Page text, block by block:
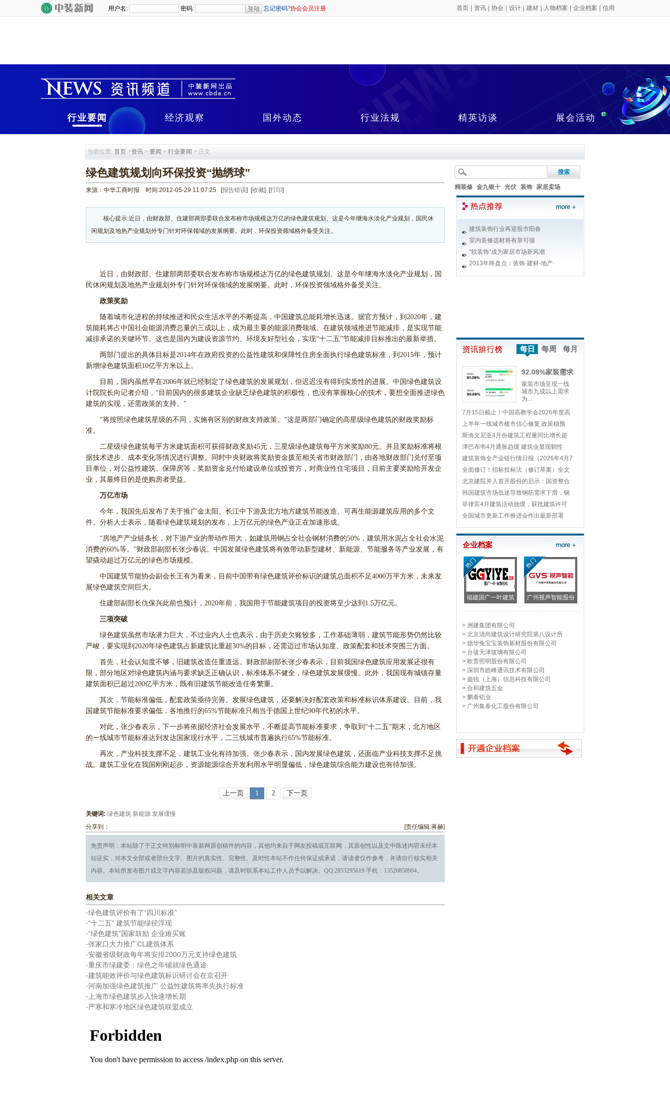
首页 资讯 协会 设计 建材 人物档案 企业档案 信用
行业要闻 经济观察 国外动态 行业法规 精英访谈 展会活动
当前位置: 首页 >资讯 > 要闻 > 行业要闻 > 正文
绿色建筑规划向环保投资“抛绣球”
来源：中华工商时报 时间:2012-05-29 11:07:25 [报告错误] [收藏] [打印]
核心提示:近日，由财政部、住建部两部委联合发布称市场规模达万亿的绿色建筑规划。这是今年继海水淡化产业规划，国民休
闲规划及地热产业规划外专门针对环保领域的发展纲要。此时，环保投资领域格外备受关注。
近日，由财政部、住建部两部委联合发布称市场规模达万亿的绿色建筑规划。这是今年继海水淡化产业规划，国
民休闲规划及地热产业规划外专门针对环保领域的发展纲要。此时，环保投资领域格外备受关注。
政策奖励
随着城市化进程的持续推进和民众生活水平的不断提高，中国建筑总能耗增长迅速。据官方预计，到2020年，建
筑能耗将占中国社会能源消费总量的三成以上，成为最主要的能源消费领域。在建筑领域推进节能减排，是实现节能
减排承诺的关键环节。这也是国内为建设资源节约、环境友好型社会，实现“十二五”节能减排目标推出的最新举措。
两部门提出的具体目标是2014年在政府投资的公益性建筑和保障性住房全面执行绿色建筑标准，到2015年，预计
新增绿色建筑面积10亿平方米以上。
目前，国内虽然早在2006年就已经制定了绿色建筑的发展规划，但迟迟没有得到实质性的进展。中国绿色建筑设
计院院长向记者介绍，“目前国内的很多建筑企业缺乏绿色建筑的积极性，也没有掌握核心的技术，要想全面推进绿色
建筑的实现，还需政策的支持。”
“将按照绿色建筑星级的不同，实施有区别的财政支持政策。”这是两部门确定的高星级绿色建筑的财政奖励标
准。
二星级绿色建筑每平方米建筑面积可获得财政奖励45元，三星级绿色建筑每平方米奖励80元。并且奖励标准将根
据技术进步、成本变化等情况进行调整。同时中央财政将奖励资金拨至相关省市财政部门，由各地财政部门兑付至项
目单位，对公益性建筑、保障房等，奖励资金兑付给建设单位或投资方，对商业性住宅项目，目前主要奖励给开发企
业，其最终目的是使购房者受益。
万亿市场
今年，我国先后发布了关于推广金太阳、长江中下游及北方地方建筑节能改造、可再生能源建筑应用的多个文
件。分析人士表示，随着绿色建筑规划的发布，上万亿元的绿色产业正在加速形成。
“房地产产业链条长，对下游产业的带动作用大，如建筑用钢占全社会钢材消费的50%，建筑用水泥占全社会水泥
消费的60%等。”财政部副部长张少春说。中国发展绿色建筑将有效带动新型建材、新能源、节能服务等产业发展，有
望撬动超过万亿元的绿色市场规模。
中国建筑节能协会副会长王有为看来，目前中国带有绿色建筑评价标识的建筑总面积不足4000万平方米，未来发
展绿色建筑空间巨大。
住建部副部长仇保兴此前也预计，2020年前，我国用于节能建筑项目的投资将至少达到1.5万亿元。
三项突破
绿色建筑虽然市场潜力巨大，不过业内人士也表示，由于历史欠账较多，工作基础薄弱，建筑节能形势仍然比较
严峻，要实现到2020年绿色建筑占新建筑比重超30%的目标，还需迈过市场认知度、政策配套和技术突围三方面。
首先，社会认知度不够，旧建筑改造任重道远。财政部副部长张少春表示，目前我国绿色建筑应用发展还很有
限，部分地区对绿色建筑内涵与要求缺乏正确认识，标准体系不健全，绿色建筑发展缓慢。此外，我国现有城镇存量
建筑面积已超过200亿平方米，既有旧建筑节能改造任务繁重。
其次，节能标准偏低，配套政策亟待完善。发展绿色建筑，还要解决好配套政策和标准标识体系建设。目前，我
国建筑节能标准要求偏低，各地推行的65%节能标准只相当于德国上世纪90年代初的水平。
对此，张少春表示，下一步将依据经济社会发展水平，不断提高节能标准要求，争取到“十二五”期末，北方地区
的一线城市节能标准达到发达国家现行水平，二三线城市普遍执行65%节能标准。
再次，产业科技支撑不足，建筑工业化有待加强。张少春表示，国内发展绿色建筑，还面临产业科技支撑不足挑
战。建筑工业化在我国刚刚起步，资源能源综合开发利用水平明显偏低，绿色建筑综合能力建设也有待加强。
上一页 1 2 下一页
关键词: 绿色建筑 新能源 发展缓慢
分享到：
[责任编辑:蒋赫]
免责声明：本站除了于正文特别标明中装新网原创稿件的内容，其他均来自于网友投稿或互联网，其原创性以及文中陈述内容未经本
站证实，对本文全部或者部分文字、图片的真实性、完整性、及时性本站不作任何保证或承诺，请读者仅作参考，并请自行核实相关
内容。本站所发布图片或文字内容若涉及版权问题，请及时联系本站工作人员予以解决。QQ:2853295619 手机：13520858904。
相关文章
·绿色建筑评价有了“四川标准”
·“十二五” 建筑节能绿径浮现
·“绿色建筑”国家鼓励 企业难买账
·张家口大力推广CL建筑体系
·安徽省级财政每年将安排2000万元支持绿色建筑
·重庆市绿建委：绿色之年铺就绿色通途
·建筑能效评价与绿色建筑标识研讨会在京召开
·河南加强绿色建筑推广 公益性建筑将率先执行标准
· 上海市绿色建筑步入快速增长期
·严寒和寒冷地区绿色建筑联盟成立
精装修 金九银十 光伏 装饰 家居卖场
建筑装饰行业再迎股市阳春
室内装修选材将有章可循
“软装饰”成为家居市场新风潮
2013年终盘点：装饰·建材·地产·
每日 每周 每月
92.08%家装需求
来
家装市场呈现一线
城市九成以上需求
为...
7月15日截止！中国高教学会2026年度高
上半年一线城市楼市信心修复 政策稳预
斯洛文尼亚4月份建筑工程量同比增长超
津巴布韦4月通胀趋缓 建筑业显现韧性
建筑装饰全产业链行情日报（2026年4月7
全面修订！招标投标法（修订草案）全文
北京建院并入首开股份的启示：国资整合
韩国建筑市场低迷导致钢筋需求下滑，钢
菲律宾4月建筑活动放缓，获批建筑许可
全国城市更新工作推进会作出最新部署
企业档案
福建国广一叶建筑 广州视声智能股份
> 洲建集团有限公司
> 北京清尚建筑设计研究院第八设计所
> 德华兔宝宝装饰新材股份有限公司
> 台玻天津玻璃有限公司
> 欧普照明股份有限公司
> 深圳市皓峰通讯技术有限公司
> 盎锐（上海）信息科技有限公司
> 合和建筑五金
> 鹏泰铝业
> 广州集泰化工股份有限公司